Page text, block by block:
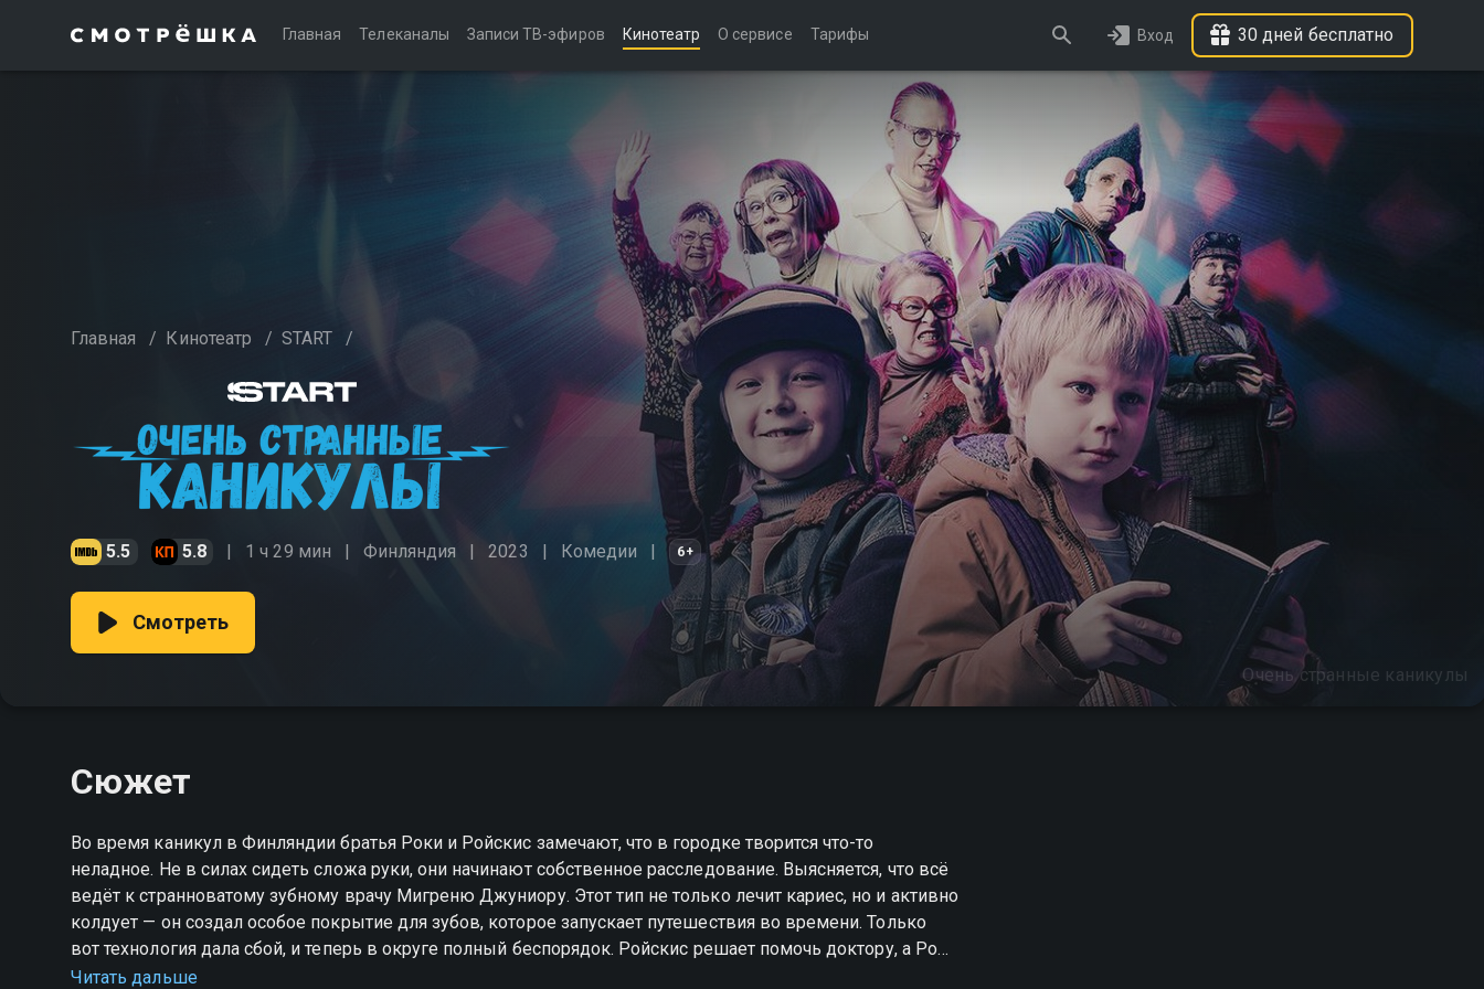
Главная Телеканалы Записи ТВ-эфиров Кинотеатр О сервисе Тарифы Вход 30 дней бесплатно
Главная / Кинотеатр / START /
5.5 5.8 1 ч 29 мин Финляндия 2023 Комедии 6+
Очень странные каникулы
Смотреть
Сюжет
Во время каникул в Финляндии братья Роки и Ройскис замечают, что в городке творится что-то
неладное. Не в силах сидеть сложа руки, они начинают собственное расследование. Выясняется, что всё
ведёт к странноватому зубному врачу Мигреню Джуниору. Этот тип не только лечит кариес, но и активно
колдует — он создал особое покрытие для зубов, которое запускает путешествия во времени. Только
вот технология дала сбой, и теперь в округе полный беспорядок. Ройскис решает помочь доктору, а Роки
сомневается в его намерениях и ищет способ всё остановить, пока не стало слишком поздно. «Очень
Читать дальше